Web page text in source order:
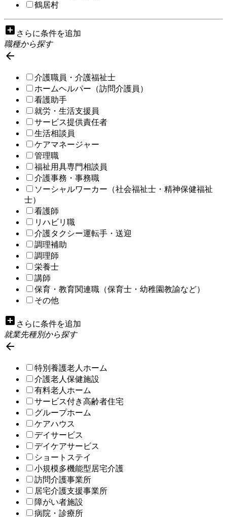
鶴居村
add_box さらに条件を追加
職種から探す

介護職員・介護福祉士
ホームヘルパー（訪問介護員）
看護助手
就労・生活支援員
サービス提供責任者
生活相談員
ケアマネージャー
管理職
福祉用具専門相談員
介護事務・事務職
ソーシャルワーカー（社会福祉士・精神保健福祉
士）
看護師
リハビリ職
介護タクシー運転手・送迎
調理補助
調理師
栄養士
講師
保育・教育関連職（保育士・幼稚園教諭など）
その他
add_box さらに条件を追加
就業先種別から探す

特別養護老人ホーム
介護老人保健施設
有料老人ホーム
サービス付き高齢者住宅
グループホーム
ケアハウス
デイサービス
デイケアサービス
ショートステイ
小規模多機能型居宅介護
訪問介護事業所
居宅介護支援事業所
障がい者施設
病院・診療所